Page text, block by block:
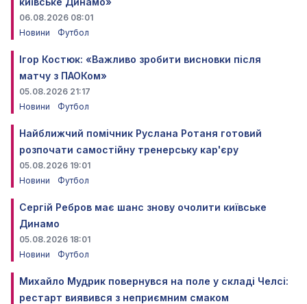
06.08.2026 08:01
Новини
Футбол
Ігор Костюк: «Важливо зробити висновки після
матчу з ПАОКом»
05.08.2026 21:17
Новини
Футбол
Найближчий помічник Руслана Ротаня готовий
розпочати самостійну тренерську кар'єру
05.08.2026 19:01
Новини
Футбол
Сергій Ребров має шанс знову очолити київське
Динамо
05.08.2026 18:01
Новини
Футбол
Михайло Мудрик повернувся на поле у складі Челсі:
рестарт виявився з неприємним смаком